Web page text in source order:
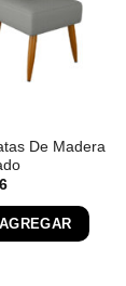
De Madera
El
es:
$ 5.636.
De Madera Con
AGREGAR